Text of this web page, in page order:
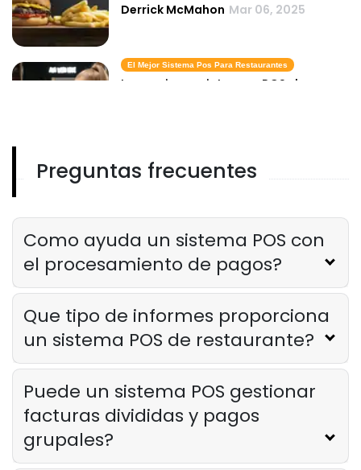
Derrick McMahon Mar 06, 2025
El Mejor Sistema Pos Para Restaurantes
Los mejores sistemas POS de
El Mejor Sistema Pos Para Bar
para bares
Derrick McMahon Mar 06, 2025
Preguntas frecuentes
Como ayuda un sistema POS con
el procesamiento de pagos?
Que tipo de informes proporciona
un sistema POS de restaurante?
Puede un sistema POS gestionar
facturas divididas y pagos
grupales?